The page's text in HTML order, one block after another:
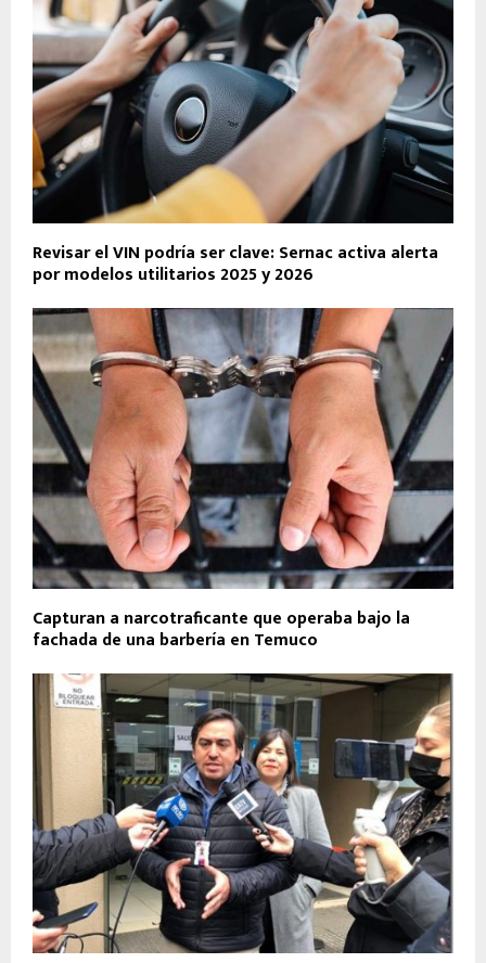
Revisar el VIN podría ser clave: Sernac activa alerta
por modelos utilitarios 2025 y 2026
Capturan a narcotraficante que operaba bajo la
fachada de una barbería en Temuco